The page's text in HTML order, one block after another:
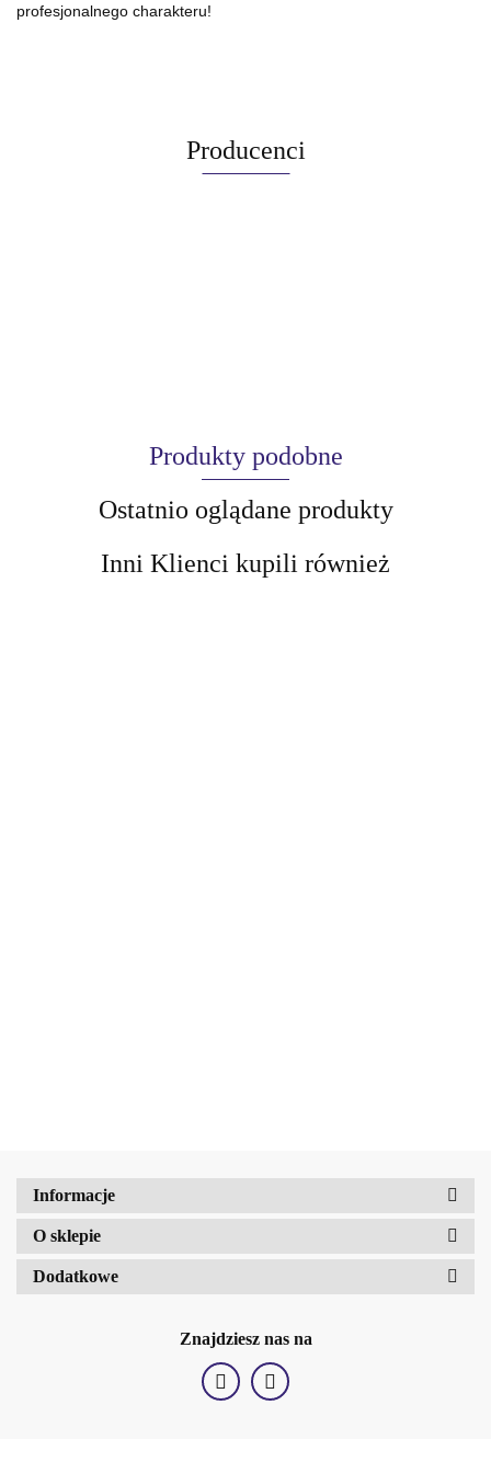
profesjonalnego charakteru!
Producenci
Produkty podobne
Ostatnio oglądane produkty
Inni Klienci kupili również
Informacje
O sklepie
Dodatkowe
Znajdziesz nas na